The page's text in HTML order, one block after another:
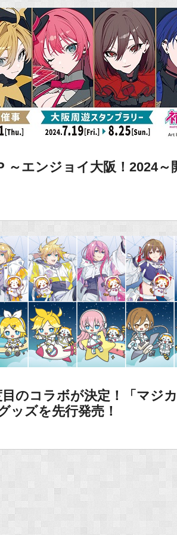
～エンジョイ大阪！2024～
のコラボが決定！「マジ
ッズを先行発売！